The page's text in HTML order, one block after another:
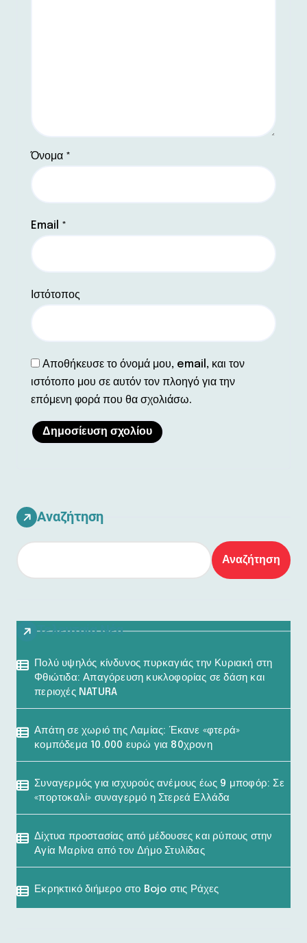
Όνομα *
Email *
Ιστότοπος
Αποθήκευσε το όνομά μου, email, και τον
ιστότοπο μου σε αυτόν τον πλοηγό για την
επόμενη φορά που θα σχολιάσω.
Αναζήτηση
Αναζήτηση
Τελευταία Νέα
Πολύ υψηλός κίνδυνος πυρκαγιάς την Κυριακή στη
Φθιώτιδα: Απαγόρευση κυκλοφορίας σε δάση και
περιοχές NATURA
Απάτη σε χωριό της Λαμίας: Έκανε «φτερά»
κομπόδεμα 10.000 ευρώ για 80χρονη
Συναγερμός για ισχυρούς ανέμους έως 9 μποφόρ: Σε
«πορτοκαλί» συναγερμό η Στερεά Ελλάδα
Δίχτυα προστασίας από μέδουσες και ρύπους στην
Αγία Μαρίνα από τον Δήμο Στυλίδας
Εκρηκτικό διήμερο στο Bojo στις Ράχες